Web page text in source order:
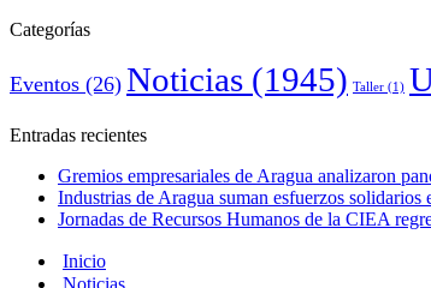
Categorías
Eventos (26) Noticias (1945) Taller (1)
Entradas recientes
Gremios empresariales de Aragua analizaron
Industrias de Aragua suman esfuerzos
Jornadas de Recursos Humanos de la CIEA
Inicio
Noticias